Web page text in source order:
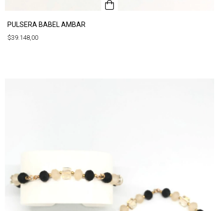
PULSERA BABEL AMBAR
$39.148,00